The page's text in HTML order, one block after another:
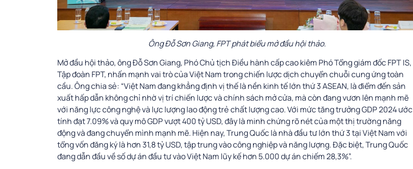
Ông Đỗ Sơn Giang, FPT phát biểu mở đầu hội thảo.
Mở đầu hội thảo, ông Đỗ Sơn Giang, Phó Chủ tịch Điều hành cấp cao kiêm Phó Tổng giám đốc FPT IS,
Tập đoàn FPT, nhấn mạnh vai trò của Việt Nam trong chiến lược dịch chuyển chuỗi cung ứng toàn
cầu. Ông chia sẻ: “Việt Nam đang khẳng định vị thế là nền kinh tế lớn thứ 3 ASEAN, là điểm đến sản
xuất hấp dẫn không chỉ nhờ vị trí chiến lược và chính sách mở cửa, mà còn đang vươn lên mạnh mẽ
với năng lực công nghệ và lực lượng lao động trẻ chất lượng cao. Với mức tăng trưởng GDP 2024 ước
tính đạt 7.09% và quy mô GDP vượt 400 tỷ USD, đây là minh chứng rõ nét của một thị trường năng
động và đang chuyển mình mạnh mẽ. Hiện nay,Trung Quốc là nhà đầu tư lớn thứ 3 tại Việt Nam với
tổng vốn đăng ký là hơn 31,8 tỷ USD, tập trung vào công nghiệp và năng lượng. Đặc biệt, Trung Quốc
đang dẫn đầu về số dự án đầu tư vào Việt Nam lũy kế hơn 5.000 dự án chiếm 28,3%”.